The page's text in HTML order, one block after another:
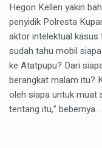
Hegon Kellen yakin
penyidik Polresta
aktor intelektual kasus
sudah tahu mobil
ke Atatpupu? Dari
berangkat malam itu?
oleh siapa untuk muat
tentang itu,” bebernya.